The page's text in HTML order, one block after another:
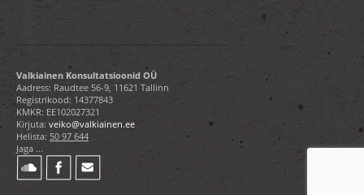
Valkiainen Konsultatsioonid OÜ
Aadress: Raudtee 56-9, 11621 Tallinn
Registrikood: 14377843
KMKR: EE102027321
Kirjuta: veiko@valkiainen.ee
Helista: 50 97 644
Jaga ...